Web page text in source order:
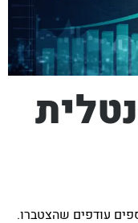
עודפים שהצטברו.